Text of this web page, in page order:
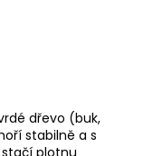
dřevo (buk,
stabilně a s